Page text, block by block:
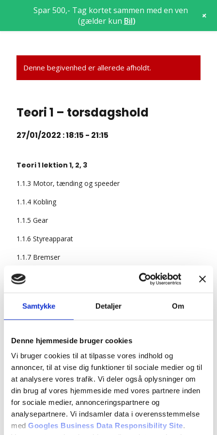
Samtykke Detaljer Om
Denne hjemmeside bruger cookies
Vi bruger cookies til at tilpasse vores indhold og
annoncer, til at vise dig funktioner til sociale medier og til
at analysere vores trafik. Vi deler også oplysninger om
din brug af vores hjemmeside med vores partnere inden
for sociale medier, annonceringspartnere og
analysepartnere. Vi indsamler data i overensstemmelse
med Googles Business Data Responsibility Site.
Denne begivenhed er allerede afholdt.
Teori 1 – torsdagshold
27/01/2022 : 18:15 - 21:15
Teori 1 lektion 1, 2, 3
1.1.3 Motor, tænding og speeder
1.1.4 Kobling
1.1.5 Gear
1.1.6 Styreapparat
1.1.7 Bremser
1.2.1 Førerens og ejerens ansvar
1.2.2 Styreapparat
1.2.3 Bremser
1.2.6 Energi- og miljørigtig kørsel
1.2.7 Bærende dele
1.2.8 Karrosseri
1.2.9 Særligt udstyr
Spar 500,- Tag kortet sammen med en ven
(gælder kun Bil) +